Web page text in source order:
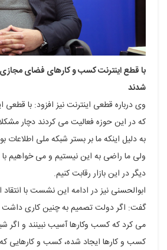
با قطع اینترنت کسب و کارهای فضای
شدند
وی درباره قطعی اینترنت نیز افزود: با
که در این حوزه فعالیت می کردند دچار
به دلیل اینکه ما بر بستر شبکه ملی اطلاعات
ولی ما راضی به این نیستیم و می خواهیم
دیگر در این بازار رقابت کنیم.
ابوالحسنی نیز در ادامه این نشست با انتقاد
گفت: اگر دولت تصمیم به چنین کاری داشت
می کرد که کسب وکارها آسیب نبینند و اگر
کسب و کارها ایجاد شده، کسب و کارهایی که